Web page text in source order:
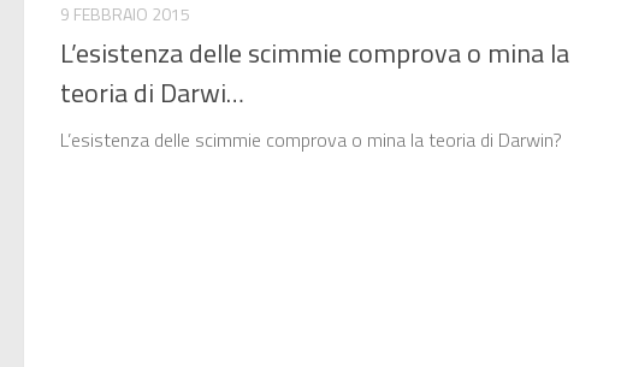
9 FEBBRAIO 2015
L’esistenza delle scimmie comprova o mina la
teoria di Darwi…
L’esistenza delle scimmie comprova o mina la teoria di Darwin?